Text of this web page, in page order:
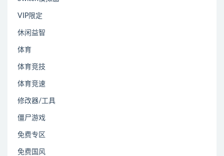
VIP限定
休闲益智
体育
体育竞技
体育竞速
修改器/工具
僵尸游戏
免费专区
免费国风